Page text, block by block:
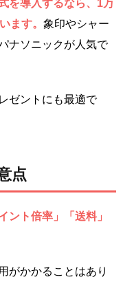
を導入するなら、1万
ます。 象印やシャー
ナソニックが人気で
ゼントにも最適で
点
ント倍率」「送料」
がかかることはあり